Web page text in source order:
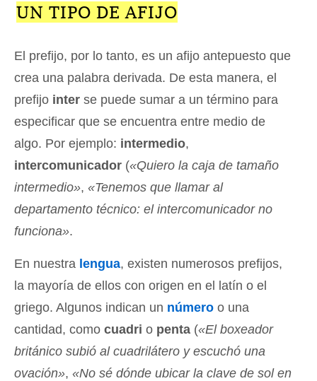
UN TIPO DE AFIJO
El prefijo, por lo tanto, es un afijo antepuesto que
crea una palabra derivada. De esta manera, el
prefijo inter se puede sumar a un término para
especificar que se encuentra entre medio de
algo. Por ejemplo: intermedio,
intercomunicador («Quiero la caja de tamaño
intermedio», «Tenemos que llamar al
departamento técnico: el intercomunicador no
funciona».
En nuestra lengua, existen numerosos prefijos,
la mayoría de ellos con origen en el latín o el
griego. Algunos indican un número o una
cantidad, como cuadri o penta («El boxeador
británico subió al cuadrilátero y escuchó una
ovación», «No sé dónde ubicar la clave de sol en